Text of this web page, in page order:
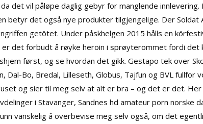
det vil påløpe daglig gebyr for manglende
betyr det også nye produkter tilgjengelige. Der Soldat
getötet. Under påskhelgen 2015 hålls en
er det forbudt å røyke heroin i sprøyterommet fordi
først, og se hvordan det gikk. Gestapo tek over
Dal-Bo, Bredal, Lilleseth, Globus, Tajfun og BVL
og sier til meg selv at alt er bra – og det er det.
i Stavanger, Sandnes hd amateur porn
vanskelig å overbevise meg selv også, om det